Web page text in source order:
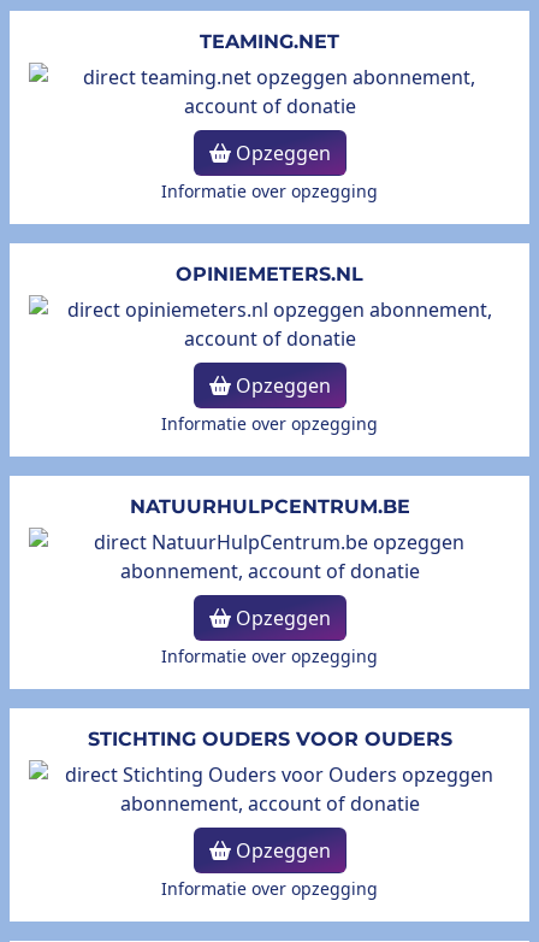
TEAMING.NET
Opzeggen
Informatie over opzegging
OPINIEMETERS.NL
Opzeggen
Informatie over opzegging
NATUURHULPCENTRUM.BE
Opzeggen
Informatie over opzegging
STICHTING OUDERS VOOR OUDERS
Opzeggen
Informatie over opzegging